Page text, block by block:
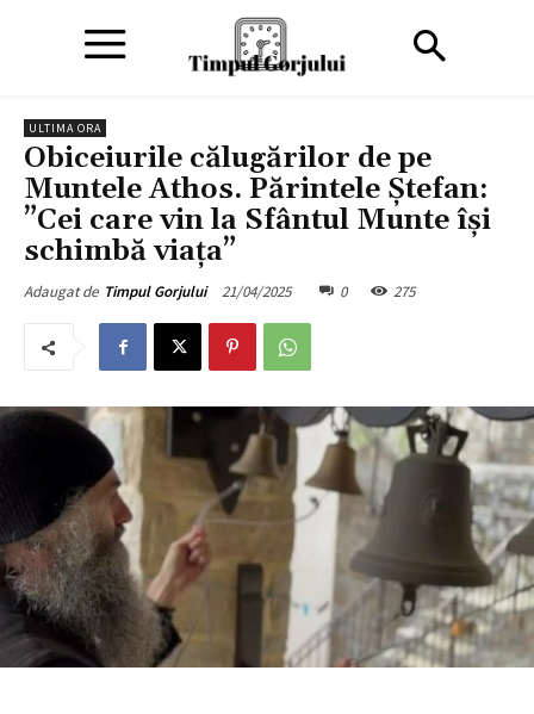
ULTIMA ORA
Obiceiurile călugărilor de pe
Muntele Athos. Părintele Ştefan:
”Cei care vin la Sfântul Munte își
schimbă viața”
Adaugat de Timpul Gorjului 21/04/2025 0 275